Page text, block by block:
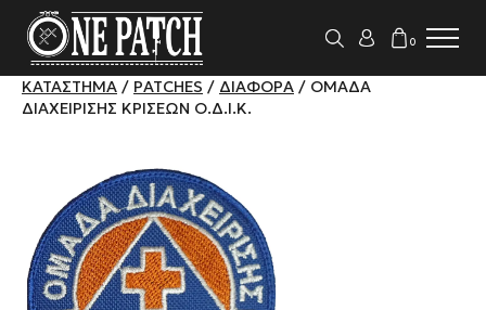
0
ΚΑΤΆΣΤΗΜΑ / PATCHES / ΔΙΆΦΟΡΑ / ΟΜΆΔΑ
ΔΙΑΧΕΊΡΙΣΗΣ ΚΡΊΣΕΩΝ Ο.Δ.Ι.Κ.